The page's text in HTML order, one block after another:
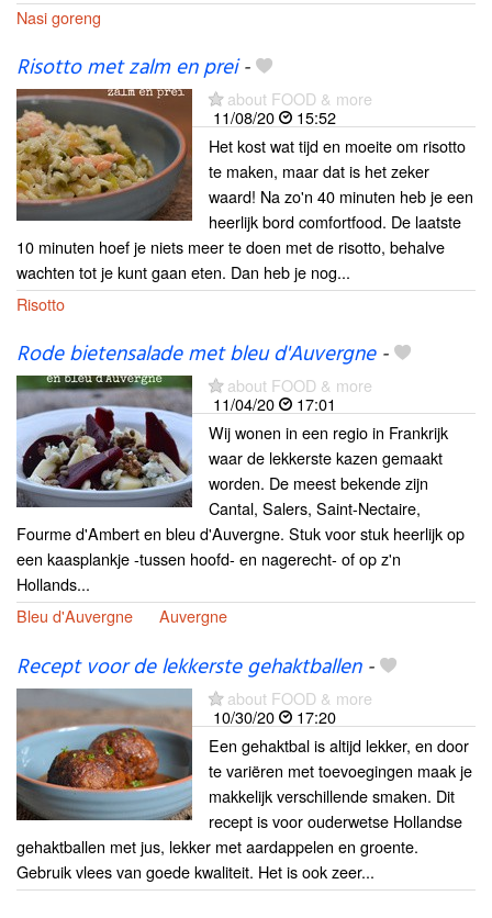
Nasi goreng
Risotto met zalm en prei-
about FOOD & more
11/08/20
15:52
Het kost wat tijd en moeite om risotto
te maken, maar dat is het zeker
waard! Na zo'n 40 minuten heb je een
heerlijk bord comfortfood. De laatste
10 minuten hoef je niets meer te doen met de risotto, behalve
wachten tot je kunt gaan eten. Dan heb je nog...
Risotto
Rode bietensalade met bleu d'Auvergne-
about FOOD & more
11/04/20
17:01
Wij wonen in een regio in Frankrijk
waar de lekkerste kazen gemaakt
worden. De meest bekende zijn
Cantal, Salers, Saint-Nectaire,
Fourme d'Ambert en bleu d'Auvergne. Stuk voor stuk heerlijk op
een kaasplankje -tussen hoofd- en nagerecht- of op z'n
Hollands...
Bleu d'Auvergne
Auvergne
Recept voor de lekkerste gehaktballen-
about FOOD & more
10/30/20
17:20
Een gehaktbal is altijd lekker, en door
te variëren met toevoegingen maak je
makkelijk verschillende smaken. Dit
recept is voor ouderwetse Hollandse
gehaktballen met jus, lekker met aardappelen en groente.
Gebruik vlees van goede kwaliteit. Het is ook zeer...